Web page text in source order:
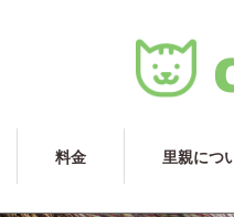
料金 里親につ